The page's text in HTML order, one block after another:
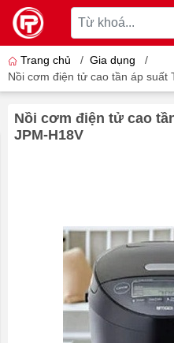
Trang chủ / Gia dụng
/
Nồi cơm điện tử cao tần áp suất
Nồi cơm điện tử cao
JPM-H18V